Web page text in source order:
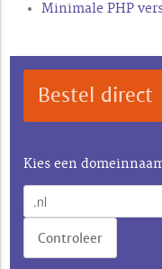
Minimale PHP
Bestel direct
Kies een